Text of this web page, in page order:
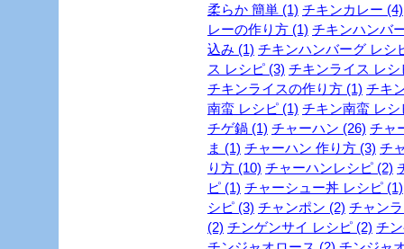
柔らか 簡単 (1) チキンカレー (4)
レーの作り方 (1) チキンハンバ
込み (1) チキンハンバーグ レシ
ス レシピ (3) チキンライス レシ
チキンライスの作り方 (1) チキ
南蛮 レシピ (1) チキン南蛮 レシ
チゲ鍋 (1) チャーハン (26) チャ
ま (1) チャーハン 作り方 (3) チ
り方 (10) チャーハンレシピ (2)
ピ (1) チャーシュー丼 レシピ (1)
シピ (3) チャンポン (2) チャン
(2) チンゲンサイ レシピ (2) チ